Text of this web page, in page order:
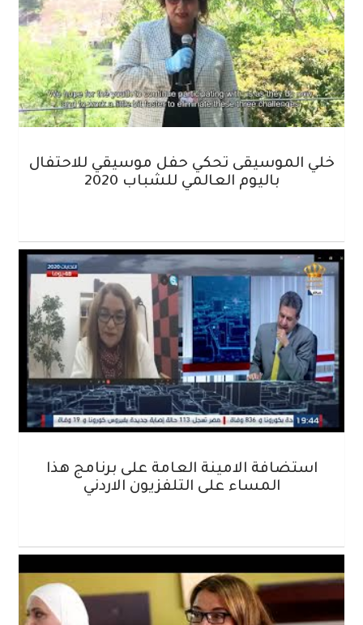
خلي الموسيقى تحكي حفل موسيقي للاحتفال
باليوم العالمي للشباب 2020
استضافة الامينة العامة على برنامج هذا
المساء على التلفزيون الاردني